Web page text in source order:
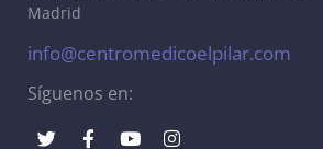
Madrid
info@centromedicoelpilar.com
Síguenos en: